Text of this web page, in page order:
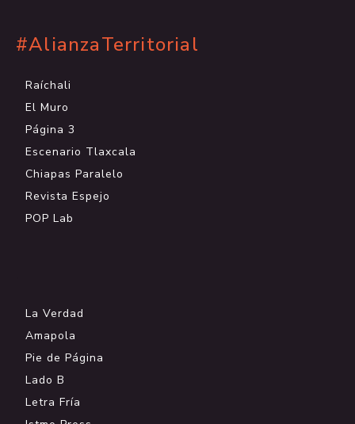
#AlianzaTerritorial
Raíchali
El Muro
Página 3
Escenario Tlaxcala
Chiapas Paralelo
Revista Espejo
POP Lab
La Verdad
Amapola
Pie de Página
Lado B
Letra Fría